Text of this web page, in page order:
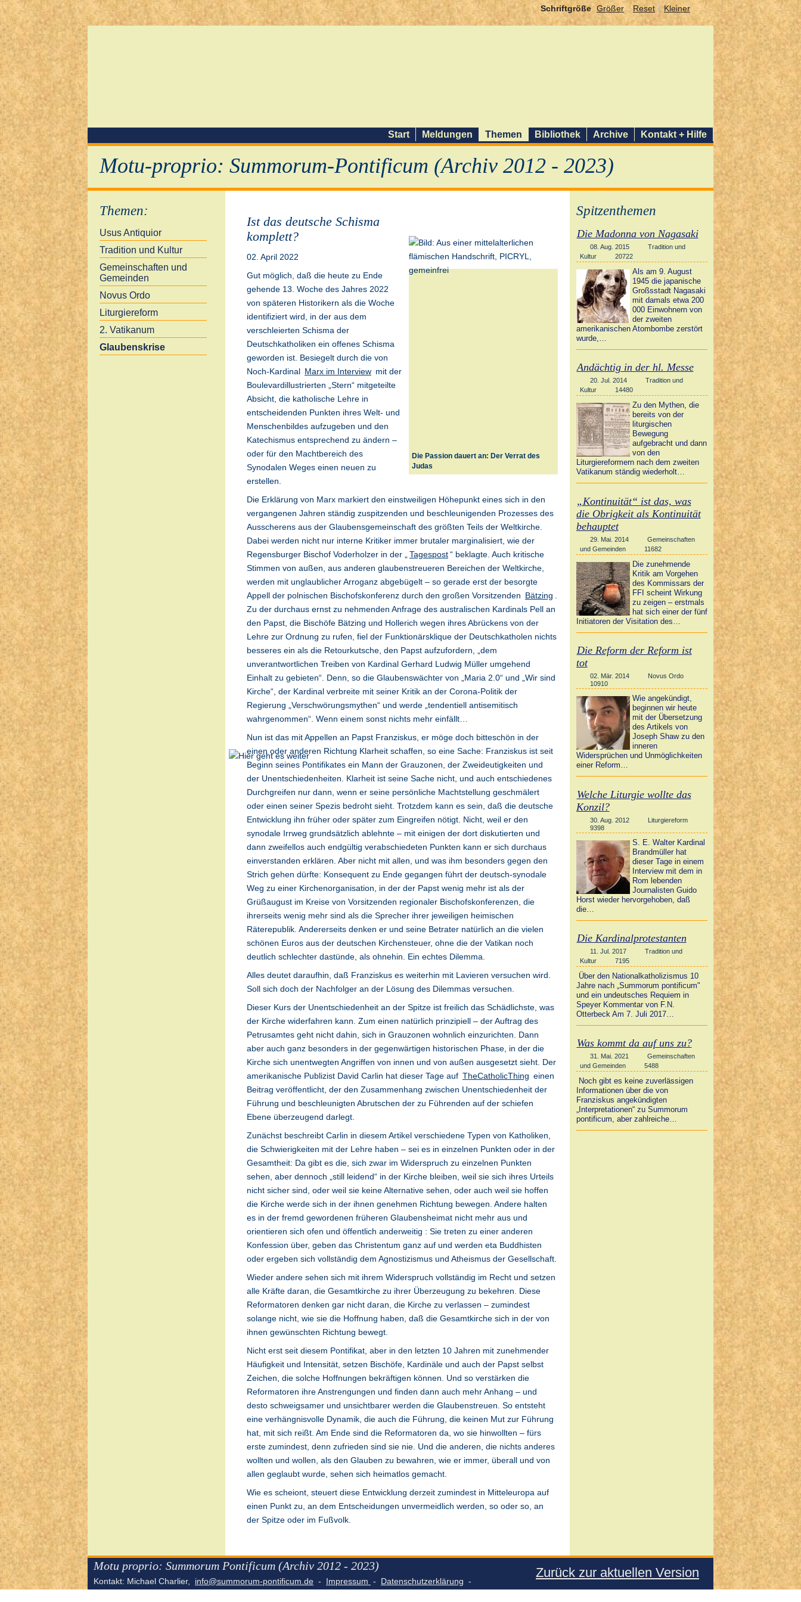
Motu-proprio: Summorum-Pontificum (Archiv 2012 - 2023)
Schriftgröße Größer Reset Kleiner
Start Meldungen Themen Bibliothek Archive Kontakt + Hilfe
Themen:
Usus Antiquior
Tradition und Kultur
Gemeinschaften und
Gemeinden
Novus Ordo
Liturgiereform
2. Vatikanum
Glaubenskrise
Ist das deutsche Schisma
komplett?
02. April 2022
Die Passion dauert an: Der Verrat des
Judas
Gut möglich, daß die heute zu Ende
gehende 13. Woche des Jahres 2022
von späteren Historikern als die Woche
identifiziert wird, in der aus dem
verschleierten Schisma der
Deutschkatholiken ein offenes Schisma
geworden ist. Besiegelt durch die von
Noch-Kardinal Marx im Interview mit der
Boulevardillustrierten „Stern“ mitgeteilte
Absicht, die katholische Lehre in
entscheidenden Punkten ihres Welt- und
Menschenbildes aufzugeben und den
Katechismus entsprechend zu ändern –
oder für den Machtbereich des
Synodalen Weges einen neuen zu
erstellen.
Die Erklärung von Marx markiert den einstweiligen Höhepunkt eines sich in den
vergangenen Jahren ständig zuspitzenden und beschleunigenden Prozesses des
Ausscherens aus der Glaubensgemeinschaft des größten Teils der Weltkirche.
Dabei werden nicht nur interne Kritiker immer brutaler marginalisiert, wie der
Regensburger Bischof Voderholzer in der „
Tagespost“ beklagte. Auch kritische
Stimmen von außen, aus anderen glaubenstreueren Bereichen der Weltkirche,
werden mit unglaublicher Arroganz abgebügelt – so gerade erst der besorgte
Appell der polnischen Bischofskonferenz durch den großen Vorsitzenden Bätzing
Zu der durchaus ernst zu nehmenden Anfrage des australischen Kardinals Pell an
den Papst, die Bischöfe Bätzing und Hollerich wegen ihres Abrückens von der
Lehre zur Ordnung zu rufen, fiel der Funktionärsklique der Deutschkatholen nichts
besseres ein als die Retourkutsche, den Papst aufzufordern, „dem
unverantwortlichen Treiben von Kardinal Gerhard Ludwig Müller umgehend
Einhalt zu gebieten“. Denn, so die Glaubenswächter von „Maria 2.0“ und „Wir sind
Kirche“, der Kardinal verbreite mit seiner Kritik an der Corona-Politik der
Regierung „Verschwörungsmythen“ und werde „tendentiell antisemitisch
wahrgenommen“. Wenn einem sonst nichts mehr einfällt…
Nun ist das mit Appellen an Papst Franziskus, er möge doch bitteschön in der
einen oder anderen Richtung Klarheit schaffen, so eine Sache: Franziskus ist seit
Beginn seines Pontifikates ein Mann der Grauzonen, der Zweideutigkeiten und
der Unentschiedenheiten. Klarheit ist seine Sache nicht, und auch entschiedenes
Durchgreifen nur dann, wenn er seine persönliche Machtstellung geschmälert
oder einen seiner Spezis bedroht sieht. Trotzdem kann es sein, daß die deutsche
Entwicklung ihn früher oder später zum Eingreifen nötigt. Nicht, weil er den
synodale Irrweg grundsätzlich ablehnte – mit einigen der dort diskutierten und
dann zweifellos auch endgültig verabschiedeten Punkten kann er sich durchaus
einverstanden erklären. Aber nicht mit allen, und was ihm besonders gegen den
Strich gehen dürfte: Konsequent zu Ende gegangen führt der deutsch-synodale
Weg zu einer Kirchenorganisation, in der der Papst wenig mehr ist als der
Grüßaugust im Kreise von Vorsitzenden regionaler Bischofskonferenzen, die
ihrerseits wenig mehr sind als die Sprecher ihrer jeweiligen heimischen
Räterepublik. Andererseits denken er und seine Betrater natürlich an die vielen
schönen Euros aus der deutschen Kirchensteuer, ohne die der Vatikan noch
deutlich schlechter dastünde, als ohnehin. Ein echtes Dilemma.
Alles deutet daraufhin, daß Franziskus es weiterhin mit Lavieren versuchen wird.
Soll sich doch der Nachfolger an der Lösung des Dilemmas versuchen.
Dieser Kurs der Unentschiedenheit an der Spitze ist freilich das Schädlichste, was
der Kirche widerfahren kann. Zum einen natürlich prinzipiell – der Auftrag des
Petrusamtes geht nicht dahin, sich in Grauzonen wohnlich einzurichten. Dann
aber auch ganz besonders in der gegenwärtigen historischen Phase, in der die
Kirche sich unentwegten Angriffen von innen und von außen ausgesetzt sieht. Der
amerikanische Publizist David Carlin hat dieser Tage auf TheCatholicThing einen
Beitrag veröffentlicht, der den Zusammenhang zwischen Unentschiedenheit der
Führung und beschleunigten Abrutschen der zu Führenden auf der schiefen
Ebene überzeugend darlegt.
Zunächst beschreibt Carlin in diesem Artikel verschiedene Typen von Katholiken,
die Schwierigkeiten mit der Lehre haben – sei es in einzelnen Punkten oder in der
Gesamtheit: Da gibt es die, sich zwar im Widerspruch zu einzelnen Punkten
sehen, aber dennoch „still leidend“ in der Kirche bleiben, weil sie sich ihres Urteils
nicht sicher sind, oder weil sie keine Alternative sehen, oder auch weil sie hoffen
die Kirche werde sich in der ihnen genehmen Richtung bewegen. Andere halten
es in der fremd gewordenen früheren Glaubensheimat nicht mehr aus und
orientieren sich ofen und öffentlich anderweitig : Sie treten zu einer anderen
Konfession über, geben das Christentum ganz auf und werden eta Buddhisten
oder ergeben sich vollständig dem Agnostizismus und Atheismus der Gesellschaft.
Wieder andere sehen sich mit ihrem Widerspruch vollständig im Recht und setzen
alle Kräfte daran, die Gesamtkirche zu ihrer Überzeugung zu bekehren. Diese
Reformatoren denken gar nicht daran, die Kirche zu verlassen – zumindest
solange nicht, wie sie die Hoffnung haben, daß die Gesamtkirche sich in der von
ihnen gewünschten Richtung bewegt.
Nicht erst seit diesem Pontifikat, aber in den letzten 10 Jahren mit zunehmender
Häufigkeit und Intensität, setzen Bischöfe, Kardinäle und auch der Papst selbst
Zeichen, die solche Hoffnungen bekräftigen können. Und so verstärken die
Reformatoren ihre Anstrengungen und finden dann auch mehr Anhang – und
desto schweigsamer und unsichtbarer werden die Glaubenstreuen. So entsteht
eine verhängnisvolle Dynamik, die auch die Führung, die keinen Mut zur Führung
hat, mit sich reißt. Am Ende sind die Reformatoren da, wo sie hinwollten – fürs
erste zumindest, denn zufrieden sind sie nie. Und die anderen, die nichts anderes
wollten und wollen, als den Glauben zu bewahren, wie er immer, überall und von
allen geglaubt wurde, sehen sich heimatlos gemacht.
Wie es scheiont, steuert diese Entwicklung derzeit zumindest in Mitteleuropa auf
einen Punkt zu, an dem Entscheidungen unvermeidlich werden, so oder so, an
der Spitze oder im Fußvolk.
Spitzenthemen
Die Madonna von Nagasaki
08. Aug. 2015
Tradition und
Kultur
20722
Als am 9. August
1945 die japanische
Großsstadt Nagasaki
mit damals etwa 200
000 Einwohnern von
der zweiten
amerikanischen Atombombe zerstört
wurde,…
Andächtig in der hl. Messe
20. Jul. 2014
Tradition und
Kultur
14480
Zu den Mythen, die
bereits von der
liturgischen
Bewegung
aufgebracht und dann
von den
Liturgiereformern nach dem zweiten
Vatikanum ständig wiederholt…
„Kontinuität“ ist das, was
die Obrigkeit als Kontinuität
behauptet
29. Mai. 2014
Gemeinschaften
und Gemeinden
11682
Die zunehmende
Kritik am Vorgehen
des Kommissars der
FFI scheint Wirkung
zu zeigen – erstmals
hat sich einer der fünf
Initiatoren der Visitation des…
Die Reform der Reform ist
tot
02. Mär. 2014
Novus Ordo
10910
Wie angekündigt,
beginnen wir heute
mit der Übersetzung
des Artikels von
Joseph Shaw zu den
inneren
Widersprüchen und Unmöglichkeiten
einer Reform…
Welche Liturgie wollte das
Konzil?
30. Aug. 2012
Liturgiereform
9398
S. E. Walter Kardinal
Brandmüller hat
dieser Tage in einem
Interview mit dem in
Rom lebenden
Journalisten Guido
Horst wieder hervorgehoben, daß
die…
Die Kardinalprotestanten
11. Jul. 2017
Tradition und
Kultur
7195
Über den Nationalkatholizismus 10
Jahre nach „Summorum pontificum"
und ein undeutsches Requiem in
Speyer Kommentar von F.N.
Otterbeck Am 7. Juli 2017…
Was kommt da auf uns zu?
31. Mai. 2021
Gemeinschaften
und Gemeinden
5488
Noch gibt es keine zuverlässigen
Informationen über die von
Franziskus angekündigten
„Interpretationen“ zu Summorum
pontificum, aber zahlreiche…
Motu proprio: Summorum Pontificum (Archiv 2012 - 2023)
Kontakt: Michael Charlier, info@summorum-pontificum.de - Impressum - Datenschutzerklärung -
Zurück zur aktuellen Version